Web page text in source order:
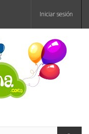
Iniciar sesión